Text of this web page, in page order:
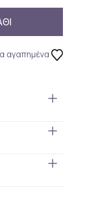
αγαπημένα